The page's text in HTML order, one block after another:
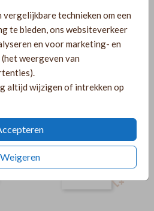
technieken om een
te bieden, ons websiteverkeer
en voor marketing- en
weergeven van
altijd wijzigen of intrekken op
Weigeren